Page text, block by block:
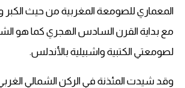
المعماري للصومعة المغربية من حيث الكبر
مع بداية القرن السادس الهجري كما هو
لصومعتي الكتبية واشبيلية بالأندلس.
وقد شيدت المئذنة في الركن الشمالي